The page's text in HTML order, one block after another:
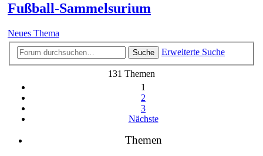
Fußball-Sammelsurium
Neues Thema
Suche Erweiterte Suche
131 Themen
1
2
3
Nächste
Themen